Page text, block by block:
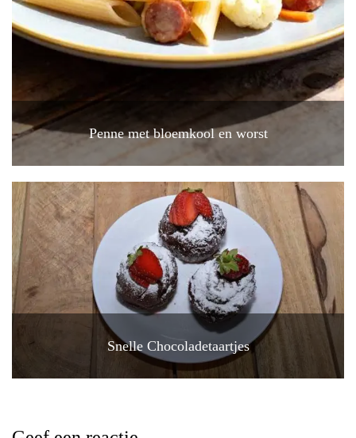
Penne met bloemkool en worst
Snelle Chocoladetaartjes